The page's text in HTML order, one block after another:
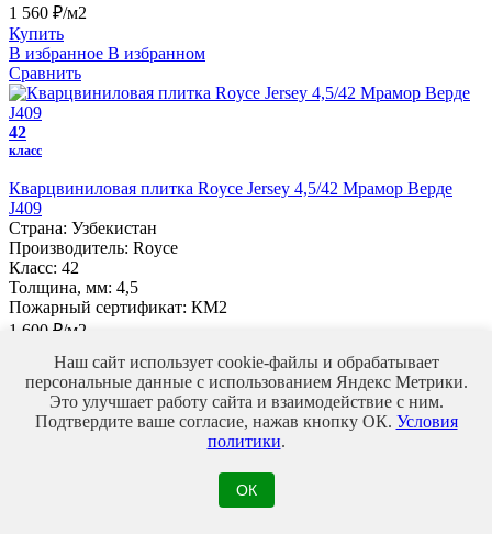
1 560 ₽/м2
Купить
В избранное В избранном
Сравнить
42
класс
Кварцвиниловая плитка Royce Jersey 4,5/42 Мрамор Верде
J409
Страна: Узбекистан
Производитель: Royce
Класс: 42
Толщина, мм: 4,5
Пожарный сертификат: КМ2
1 600 ₽/м2
В избранное В избранном
Сравнить
Кварцвиниловая плитка Cronafloor Fresh 3,5/42 Дуб
Наш сайт использует cookie-файлы и обрабатывает
персональные данные с использованием Яндекс Метрики.
Это улучшает работу сайта и взаимодействие с ним.
Подтвердите ваше согласие, нажав кнопку ОК. Условия
политики.
ОК